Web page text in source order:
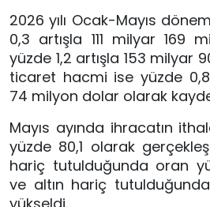
2026 yılı Ocak-Mayıs
0,3 artışla 111 milyar 169
yüzde 1,2 artışla 153 milyar
ticaret hacmi ise yüzde
74 milyon dolar olarak
Mayıs ayında ihracatın
yüzde 80,1 olarak
hariç tutulduğunda oran
ve altın hariç